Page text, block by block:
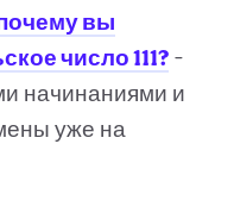
вы
число 111? -
начинаниями и
уже на